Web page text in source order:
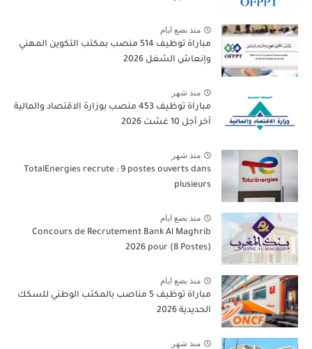
منذ بضع ايام
مباراة توظيف 514 منصب بمكتب التكوين المهني
وإنعاش الشغل 2026
منذ شهر
مباراة توظيف 453 منصب بوزارة الاقتصاد والمالية
آخر أجل 10 غشت 2026
منذ شهر
TotalEnergies recrute : 9 postes ouverts dans
plusieurs
منذ بضع ايام
Concours de Recrutement Bank Al Maghrib
2026 pour (8 Postes)
منذ بضع ايام
مباراة توظيف 5 مناصب بالمكتب الوطني للسكك
الحديدية 2026
منذ شهر